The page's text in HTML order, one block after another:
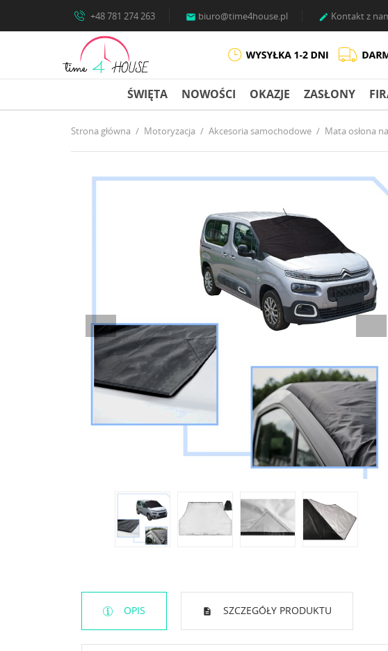
+48 781 274 263  biuro@time4house.pl  Kontakt z
ŚWIĘTA NOWOŚCI OKAZJE ZASŁONY
Strona główna Motoryzacja Akcesoria samochodowe Mata osłona
OPIS SZCZEGÓŁY PRODUKTU